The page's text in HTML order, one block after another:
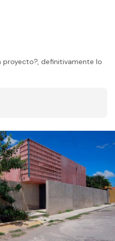
proyecto?, definitivamente lo
amplios y cómodos para
el piso de Mármol
Estado